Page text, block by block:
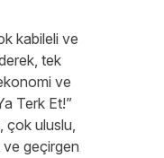
kabileli ve
tek
ve
Terk Et!”
çok uluslu,
ve geçirgen